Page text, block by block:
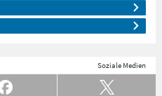
Soziale Medien